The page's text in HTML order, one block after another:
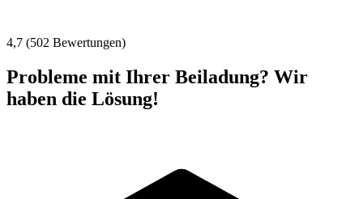
4,7 (502 Bewertungen)
Probleme mit Ihrer Beiladung? Wir
haben die Lösung!